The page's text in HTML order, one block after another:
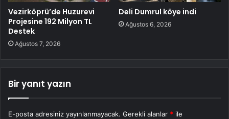
Vezirköprü’de Huzurevi
Projesine 192 Milyon TL
Destek
Ağustos 7, 2026
Deli Dumrul köye indi
Ağustos 6, 2026
Bir yanıt yazın
E-posta adresiniz yayınlanmayacak. Gerekli alanlar * ile